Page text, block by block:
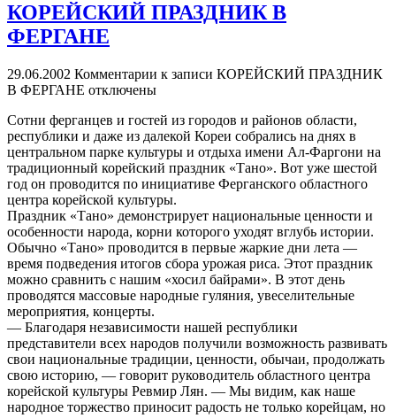
КОРЕЙСКИЙ ПРАЗДНИК В
ФЕРГАНЕ
29.06.2002 Комментарии к записи КОРЕЙСКИЙ ПРАЗДНИК
В ФЕРГАНЕ отключены
Сотни ферганцев и гостей из городов и районов области,
республики и даже из далекой Кореи собрались на днях в
центральном парке культуры и отдыха имени Ал-Фаргони на
традиционный корейский праздник «Тано». Вот уже шестой
год он проводится по инициативе Ферганского областного
центра корейской культуры.
Праздник «Тано» демонстрирует национальные ценности и
особенности народа, корни которого уходят вглубь истории.
Обычно «Тано» проводится в первые жаркие дни лета —
время подведения итогов сбора урожая риса. Этот праздник
можно сравнить с нашим «хосил байрами». В этот день
проводятся массовые народные гуляния, увеселительные
мероприятия, концерты.
— Благодаря независимости нашей республики
представители всех народов получили возможность развивать
свои национальные традиции, ценности, обычаи, продолжать
свою историю, — говорит руководитель областного центра
корейской культуры Ревмир Лян. — Мы видим, как наше
народное торжество приносит радость не только корейцам, но